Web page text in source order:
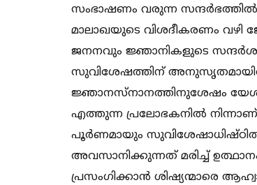
സംഭാഷണം വരുന്ന സന്ദര്‍ഭത്തില്‍
മാലാഖയുടെ വിശദീകരണം വഴി
ജനനവും ജ്ഞാനികളുടെ
സുവിശേഷത്തിന്
ജ്ഞാനസ്‌നാനത്തിനുശേഷം യേശു
എത്തുന്ന പ്രലോഭകനില്‍
പൂര്‍ണമായും
അവസാനിക്കുന്നത് മരിച്ച്
പ്രസംഗിക്കാന്‍ ശിഷ്യന്മാരെ